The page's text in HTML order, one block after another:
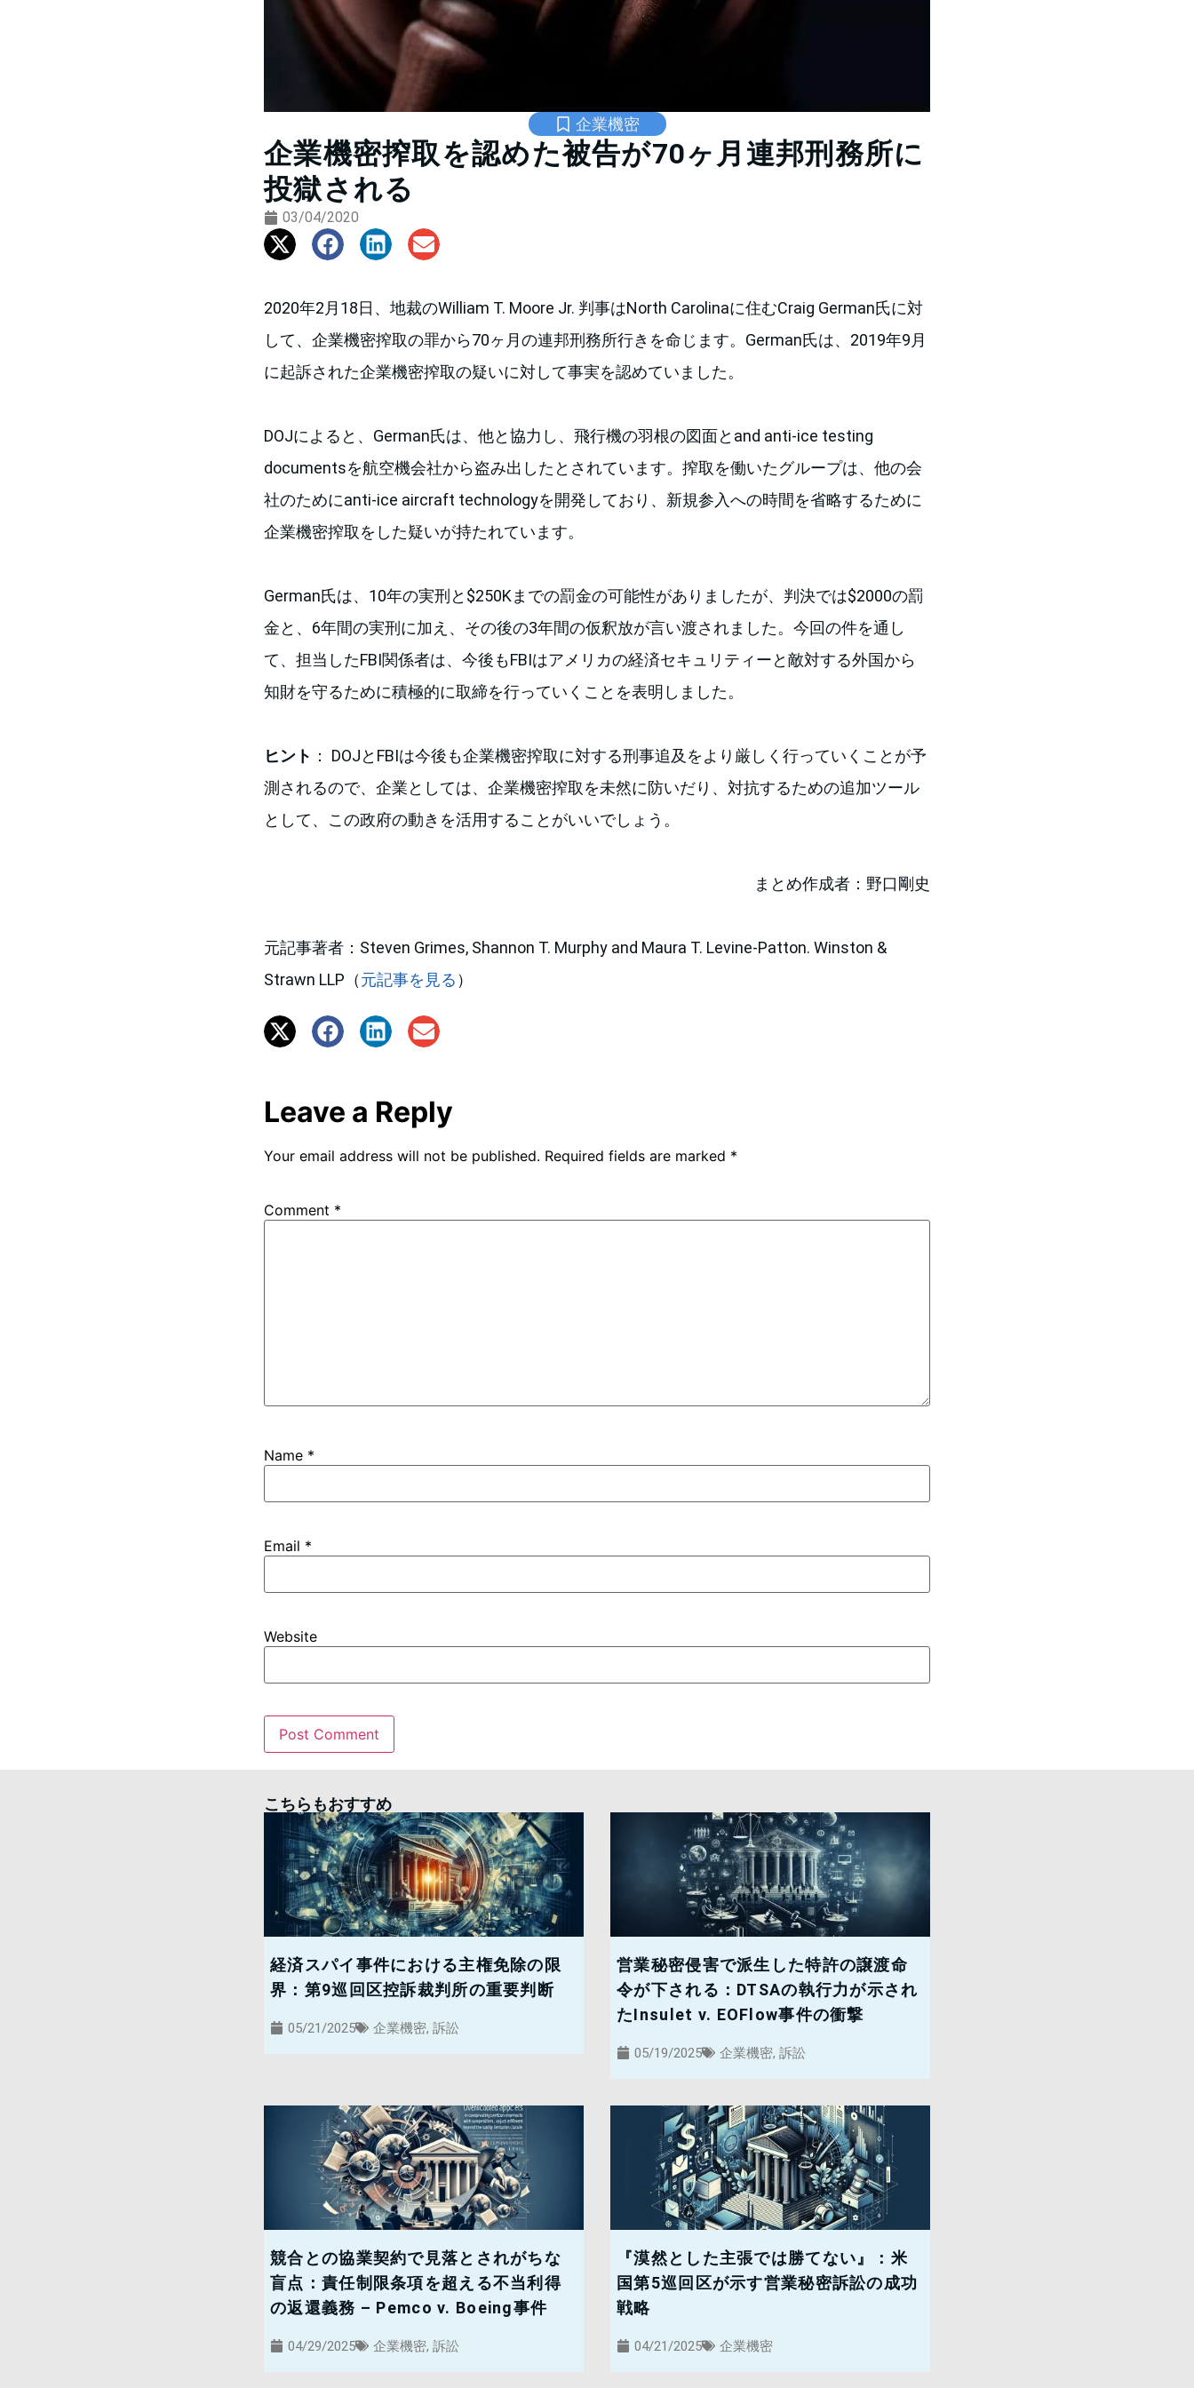
企業機密
企業機密搾取を認めた被告が70ヶ月連邦刑務所に
投獄される
03/04/2020
2020年2月18日、地裁のWilliam T. Moore Jr. 判事はNorth Carolinaに住むCraig German氏に対
して、企業機密搾取の罪から70ヶ月の連邦刑務所行きを命じます。German氏は、2019年9月
に起訴された企業機密搾取の疑いに対して事実を認めていました。
DOJによると、German氏は、他と協力し、飛行機の羽根の図面とand anti-ice testing
documentsを航空機会社から盗み出したとされています。搾取を働いたグループは、他の会
社のためにanti-ice aircraft technologyを開発しており、新規参入への時間を省略するために
企業機密搾取をした疑いが持たれています。
German氏は、10年の実刑と$250Kまでの罰金の可能性がありましたが、判決では$2000の罰
金と、6年間の実刑に加え、その後の3年間の仮釈放が言い渡されました。今回の件を通し
て、担当したFBI関係者は、今後もFBIはアメリカの経済セキュリティーと敵対する外国から
知財を守るために積極的に取締を行っていくことを表明しました。
ヒント ： DOJとFBIは今後も企業機密搾取に対する刑事追及をより厳しく行っていくことが予
測されるので、企業としては、企業機密搾取を未然に防いだり、対抗するための追加ツール
として、この政府の動きを活用することがいいでしょう。
まとめ作成者：野口剛史
元記事著者：Steven Grimes, Shannon T. Murphy and Maura T. Levine-Patton. Winston &
Strawn LLP（元記事を見る ）
Leave a Reply
Your email address will not be published. Required fields are marked *
Comment *
Name *
Email *
Website
こちらもおすすめ
経済スパイ事件における主権免除の限
界：第9巡回区控訴裁判所の重要判断
05/21/2025 企業機密,訴訟
営業秘密侵害で派生した特許の譲渡命
令が下される：DTSAの執行力が示され
たInsulet v. EOFlow事件の衝撃
05/19/2025 企業機密,訴訟
競合との協業契約で見落とされがちな
盲点：責任制限条項を超える不当利得
の返還義務 – Pemco v. Boeing事件
04/29/2025 企業機密,訴訟
『漠然とした主張では勝てない』：米
国第5巡回区が示す営業秘密訴訟の成功
戦略
04/21/2025 企業機密